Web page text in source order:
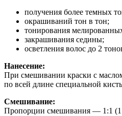
получения более темных
окрашиваний тон в тон;
тонирования
закрашивания седины;
осветления волос до 2
Нанесение:
При смешивании краски с
по всей длине специальной
Смешивание:
Пропорции смешивания — 1:1 (1